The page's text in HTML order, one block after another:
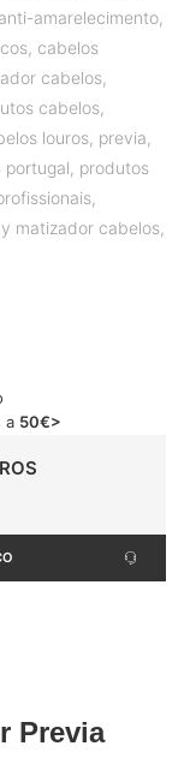
anti-amarelecimento,
, cabelos
cabelos,
cabelos,
louros, previa,
portugal, produtos
,
matizador cabelos,
a 50€>
Previa